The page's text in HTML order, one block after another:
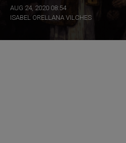
AUG 24, 2020 08:54
ISABEL ORELLANA VILCHES